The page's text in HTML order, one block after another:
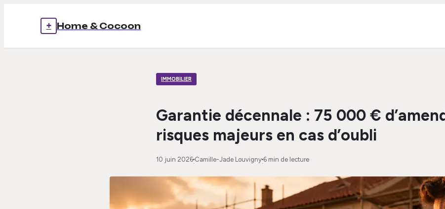
+ Home & Cocoon
IMMOBILIER
Garantie décennale : 75 000 €
risques majeurs en cas d’oubli
10 juin 2026
·
Camille-Jade Louvigny
·
6 min de lecture